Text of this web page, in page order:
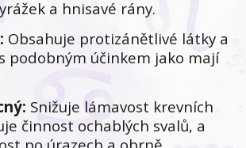
a hnisavé rány.
Obsahuje protizánětlivé látky a
podobným účinkem jako mají
Snižuje lámavost krevních
činnost ochablých svalů, a